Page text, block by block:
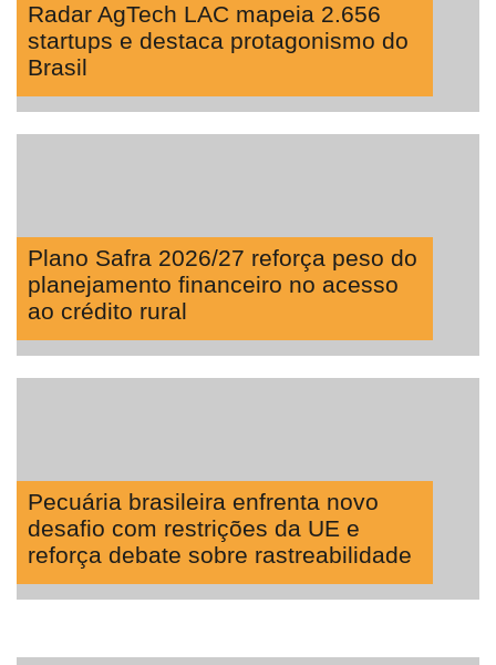
Radar AgTech LAC mapeia 2.656
startups e destaca protagonismo do
Brasil
Plano Safra 2026/27 reforça peso do
planejamento financeiro no acesso
ao crédito rural
Pecuária brasileira enfrenta novo
desafio com restrições da UE e
reforça debate sobre rastreabilidade